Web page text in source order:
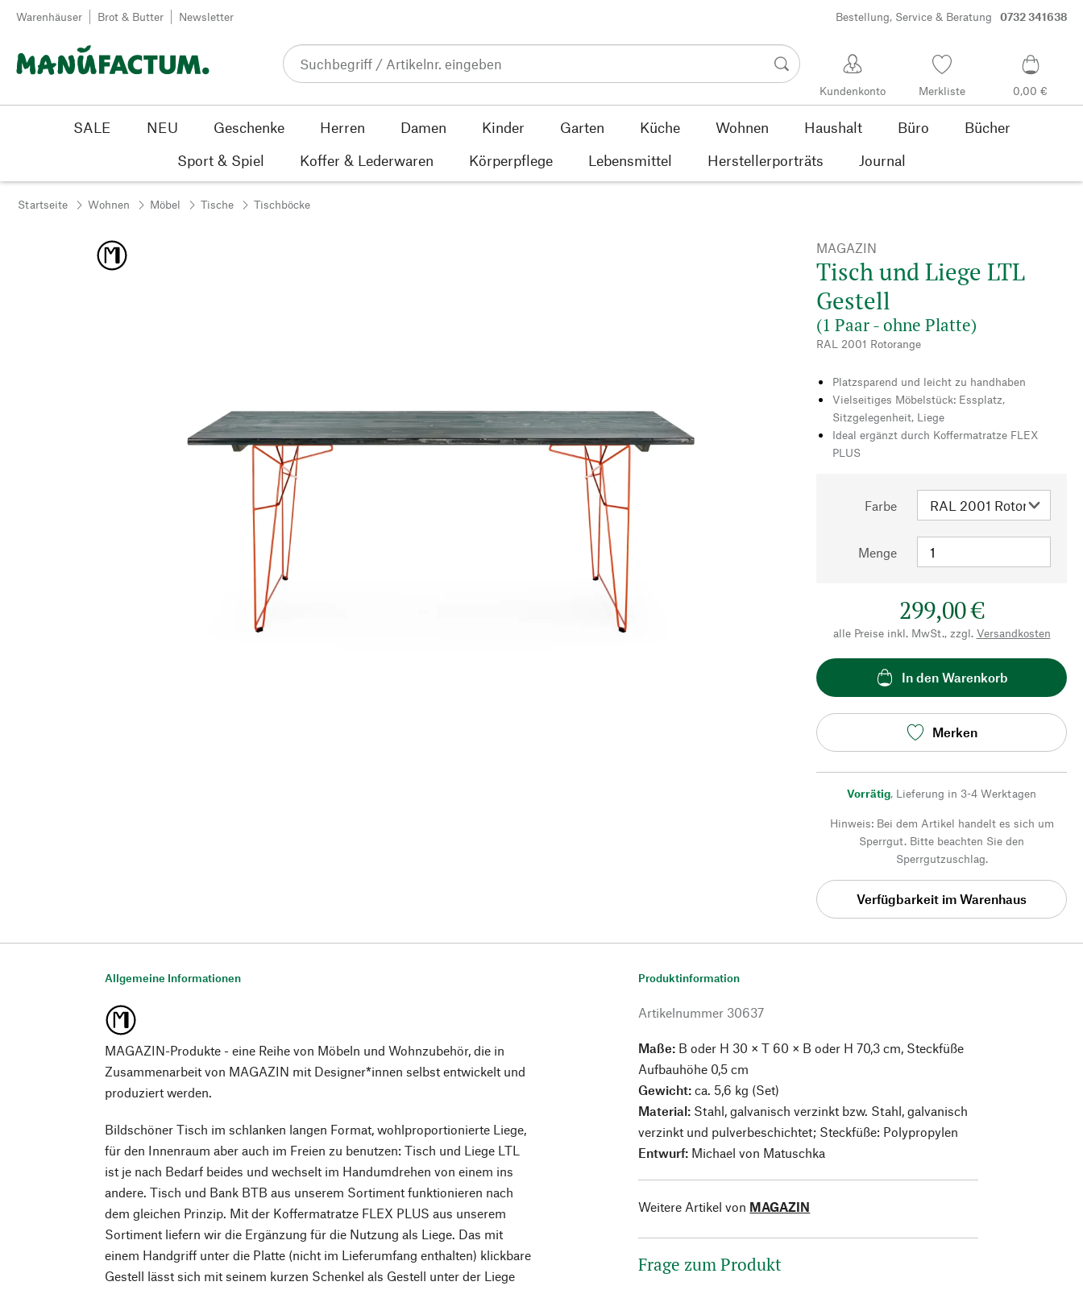
Zum Inhalt springen
Warenhäuser Brot & Butter Newsletter Bestellung, Service & Beratung 0732 341638
Kundenkonto Merkliste 0,00 €
SALE NEU Geschenke Herren Damen Kinder Garten Küche Wohnen Haushalt Büro
Bücher
Sport & Spiel
Koffer & Lederwaren Körperpflege Lebensmittel Herstellerporträts Journal
Startseite Wohnen Möbel Tische Tischböcke
MAGAZIN
Tisch und Liege LTL
Gestell
(1 Paar - ohne Platte)
RAL 2001 Rotorange
Platzsparend und leicht zu handhaben
Vielseitiges Möbelstück: Essplatz,
Sitzgelegenheit, Liege
Ideal ergänzt durch Koffermatratze FLEX
PLUS
Farbe
Menge
299,00 €
alle Preise inkl. MwSt., zzgl. Versandkosten
In den Warenkorb
Merken
Vorrätig, Lieferung in 3-4 Werktagen
Hinweis: Bei dem Artikel handelt es sich um
Sperrgut. Bitte beachten Sie den
Sperrgutzuschlag.
Verfügbarkeit im Warenhaus
Allgemeine Informationen
MAGAZIN-Produkte - eine Reihe von Möbeln und Wohnzubehör, die in
Zusammenarbeit von MAGAZIN mit Designer*innen selbst entwickelt und
produziert werden.
Bildschöner Tisch im schlanken langen Format, wohlproportionierte Liege,
für den Innenraum aber auch im Freien zu benutzen: Tisch und Liege LTL
ist je nach Bedarf beides und wechselt im Handumdrehen von einem ins
andere. Tisch und Bank BTB aus unserem Sortiment funktionieren nach
dem gleichen Prinzip. Mit der Koffermatratze FLEX PLUS aus unserem
Sortiment liefern wir die Ergänzung für die Nutzung als Liege. Das mit
einem Handgriff unter die Platte (nicht im Lieferumfang enthalten) klickbare
Gestell lässt sich mit seinem kurzen Schenkel als Gestell unter der Liege
Produktinformation
Artikelnummer 30637
Maße: B oder H 30 × T 60 × B oder H 70,3 cm, Steckfüße
Aufbauhöhe 0,5 cm
Gewicht: ca. 5,6 kg (Set)
Material: Stahl, galvanisch verzinkt bzw. Stahl, galvanisch
verzinkt und pulverbeschichtet; Steckfüße: Polypropylen
Entwurf: Michael von Matuschka
Weitere Artikel von MAGAZIN
Frage zum Produkt